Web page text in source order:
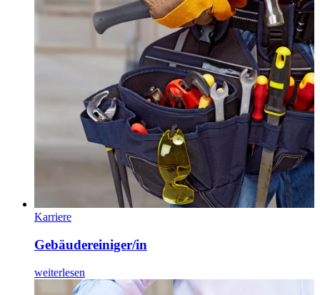
Karriere
Gebäude­reiniger/in
weiterlesen